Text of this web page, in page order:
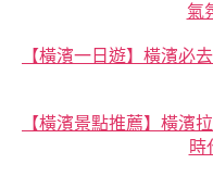
氣
【橫濱一日遊】橫濱必
【橫濱景點推薦】橫濱
時